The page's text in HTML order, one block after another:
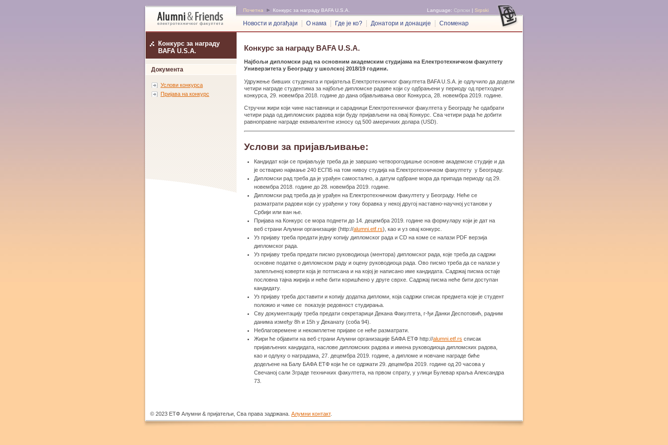
Почетна Конкурс за награду BAFA U.S.A. Language: Српски | Srpski
Новости и догађаји О нама Где је ко? Донатори и донације Споменар
Конкурс за награду
BAFA U.S.A.
Документа
Услови конкурса
Пријава на конкурс
Конкурс за награду BAFA U.S.A.
Најбољи дипломски рад на основним академским студијама на Електротехничком факултету
Универзитета у Београду у школској 2018/19 години.
Удружење бивших студената и пријатеља Електротехничког факултета BAFA U.S.A. је одлучило да додели
четири награде студентима за најбоље дипломске радове који су одбрањени у периоду од претходног
конкурса, 29. новембра 2018. године до дана објављивања овог Конкурса, 28. новембра 2019. године.
Стручни жири који чине наставници и сарадници Електротехничког факултета у Београду ће одабрати
четири рада од дипломских радова који буду пријављени на овај Конкурс. Сва четири рада ће добити
равноправне награде еквивалентне износу од 500 америчких долара (USD).
Услови за пријављивање:
Кандидат који се пријављује треба да је завршио четворогодишње основне академске студије и да
је остварио најмање 240 ЕСПБ на том нивоу студија на Електротехничком факултету у Београду.
Дипломски рад треба да је урађен самостално, а датум одбране мора да припада периоду од 29.
новембра 2018. године до 28. новембра 2019. године.
Дипломски рад треба да је урађен на Електротехничком факултету у Београду. Неће се
разматрати радови који су урађени у току боравка у некој другој наставно-научној установи у
Србији или ван ње.
Пријава на Конкурс се мора поднети до 14. децембра 2019. године на формулару који је дат на
веб страни Алумни организације (http://alumni.etf.rs), као и уз овај конкурс.
Уз пријаву треба предати једну копију дипломског рада и CD на коме се налази PDF верзија
дипломског рада.
Уз пријаву треба предати писмо руководиоца (ментора) дипломског рада, које треба да садржи
основне податке о дипломском раду и оцену руководиоца рада. Ово писмо треба да се налази у
залепљеној коверти која је потписана и на којој је написано име кандидата. Садржај писма остаје
пословна тајна жирија и неће бити коришћено у друге сврхе. Садржај писма неће бити доступан
кандидату.
Уз пријаву треба доставити и копију додатка дипломи, која садржи списак предмета које је студент
положио и чиме се показује редовност студирања.
Сву документацију треба предати секретарици Декана Факултета, г-ђи Данки Деспотовић, радним
данима између 8h и 15h у Деканату (соба 94).
Неблаговремене и некомплетне пријаве се неће разматрати.
Жири ће објавити на веб страни Алумни организације БАФА ЕТФ http://alumni.etf.rs списак
пријављених кандидата, наслове дипломских радова и имена руководиоца дипломских радова,
као и одлуку о наградама, 27. децембра 2019. године, а дипломе и новчане награде биће
додељене на Балу БАФА ЕТФ који ће се одржати 29. децембра 2019. године од 20 часова у
Свечаној сали Зграде техничких факултета, на првом спрату, у улици Булевар краља Александра
73.
© 2023 ЕТФ Алумни & пријатељи, Сва права задржана. Алумни контакт.